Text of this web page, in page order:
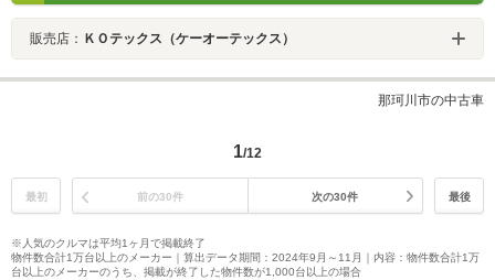
販売店： ＫＯテックス（ケーオーテックス）
那珂川市の中古車
1/12
最初 前の30件 次の30件 最後
※人気のクルマは平均1ヶ月で掲載終了
物件数合計1万台以上のメーカー｜算出データ期間：2024年9月～11月｜内容：物件数合計1万
台以上のメーカーのうち、掲載が終了した物件数が1,000台以上の場合